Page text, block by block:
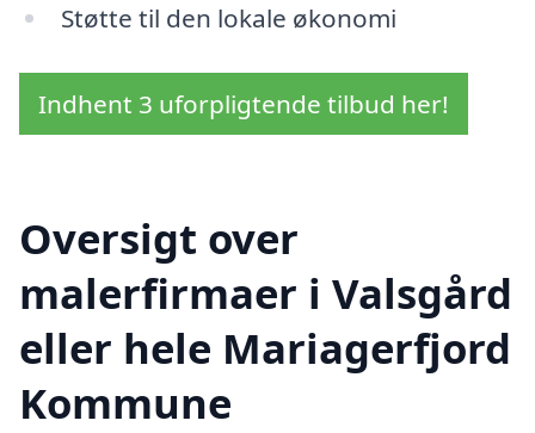
Støtte til den lokale økonomi
Indhent 3 uforpligtende tilbud her!
Oversigt over
malerfirmaer i Valsgård
eller hele Mariagerfjord
Kommune